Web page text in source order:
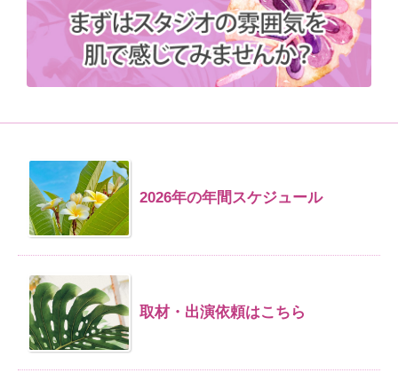
2026年の年間スケジュール
取材・出演依頼はこちら